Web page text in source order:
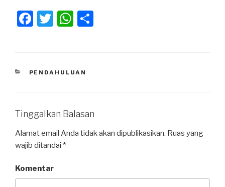
F
e
o
k
T
er
W
s
p
KATEGORI
PENDAHULUAN
Tinggalkan Balasan
Alamat email Anda tidak akan dipublikasikan. Ruas yang
wajib ditandai *
Komentar